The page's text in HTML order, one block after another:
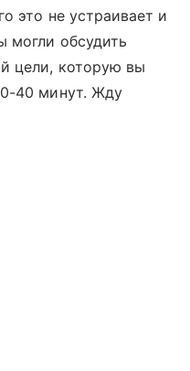
это не устраивает и
могли обсудить
цели, которую вы
40 минут. Жду